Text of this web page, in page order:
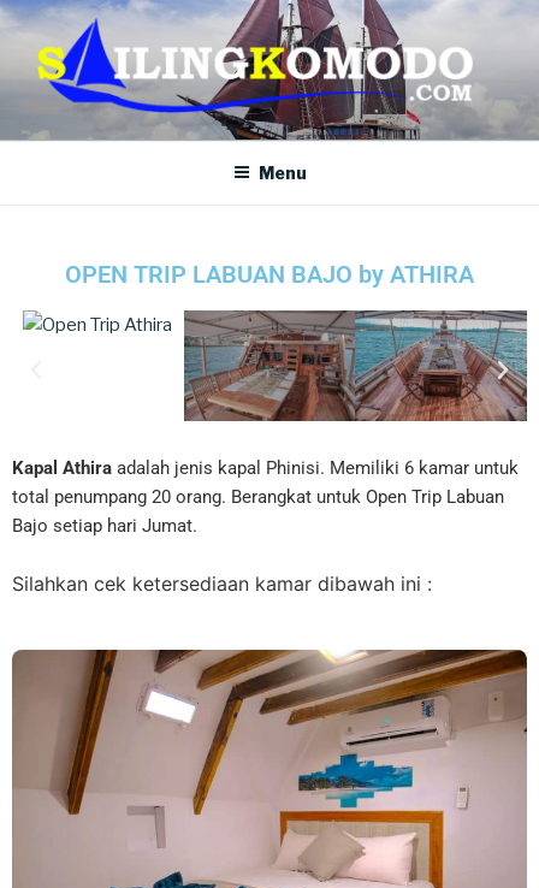
SAILING KOMODO
Paket Tour Sailing Komodo
Menu
OPEN TRIP LABUAN BAJO by ATHIRA
Kapal Athira adalah jenis kapal Phinisi. Memiliki 6 kamar untuk
total penumpang 20 orang. Berangkat untuk Open Trip Labuan
Bajo setiap hari Jumat.
Silahkan cek ketersediaan kamar dibawah ini :